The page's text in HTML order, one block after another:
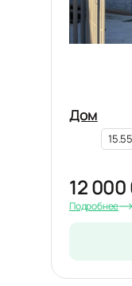
Дом
12
Подробнее